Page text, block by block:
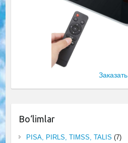
Заказать
Bo‘limlar
PISA, PIRLS, TIMSS, TALIS (7)